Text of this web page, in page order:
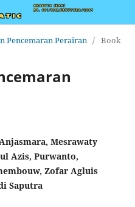
Pencemaran Perairan / Book
Mesrawaty
Azis, Purwanto,
Zofar Agluis
Saputra